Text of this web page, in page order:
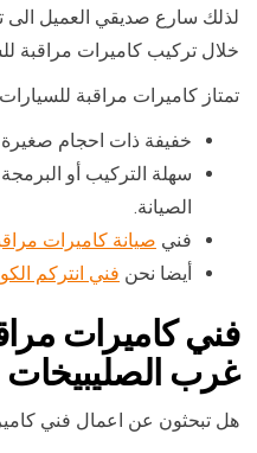
لذلك سارع صديقي العميل الى
خلال تركيب كاميرات مراقبة
تمتاز كاميرات مراقبة
خفيفة ذات احجام صغيرة
سهلة التركيب أو البرمجة
الصيانة.
فني صيانة كاميرات
أيضا نحن فني انتركم
فني كاميرات
غرب الصليبيخات
هل تبحثون عن اعمال فني